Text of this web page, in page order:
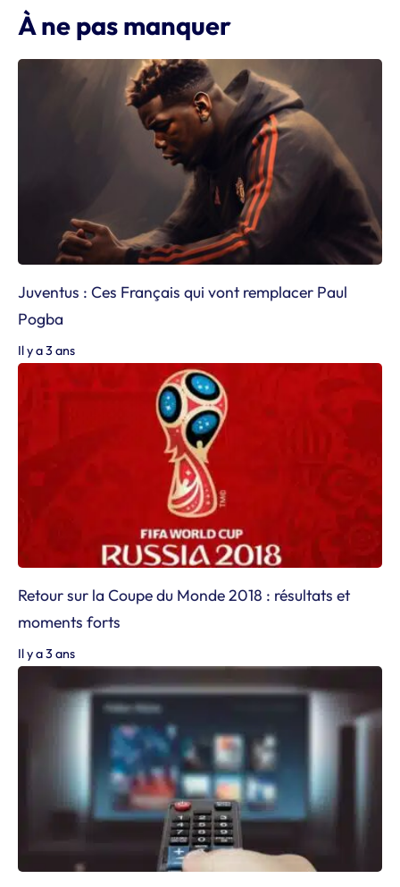
À ne pas manquer
Juventus : Ces Français qui vont remplacer Paul
Pogba
Il y a 3 ans
Retour sur la Coupe du Monde 2018 : résultats et
moments forts
Il y a 3 ans